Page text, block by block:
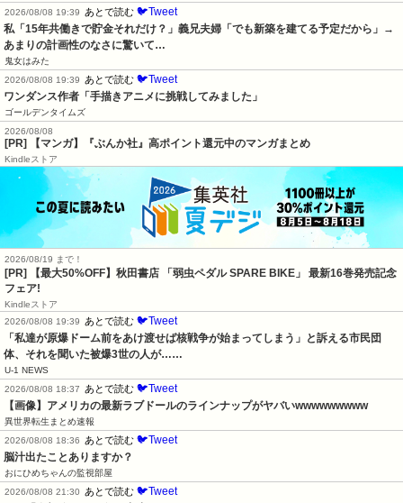
2026/08/08 19:39
あとで読む 🐦Tweet
私「15年共働きで貯金それだけ？」義兄夫婦「でも新築を建てる予定だから」→
あまりの計画性のなさに驚いて…
鬼女はみた
2026/08/08 19:39
あとで読む 🐦Tweet
ワンダンス作者「手描きアニメに挑戦してみました」
ゴールデンタイムズ
2026/08/08
[PR] 【マンガ】『ぶんか社』高ポイント還元中のマンガまとめ
Kindleストア
2026/08/19 まで！
[PR] 【最大50%OFF】秋田書店 「弱虫ペダル SPARE BIKE」 最新16巻発売記念
フェア!
Kindleストア
2026/08/08 19:39
あとで読む 🐦Tweet
「私達が原爆ドーム前をあけ渡せば核戦争が始まってしまう」と訴える市民団
体、それを聞いた被爆3世の人が……
U-1 NEWS
2026/08/08 18:37
あとで読む 🐦Tweet
【画像】アメリカの最新ラブドールのラインナップがヤバいwwwwwwwww
異世界転生まとめ速報
2026/08/08 18:36
あとで読む 🐦Tweet
脳汁出たことありますか？
おにひめちゃんの監視部屋
2026/08/08 21:30
あとで読む 🐦Tweet